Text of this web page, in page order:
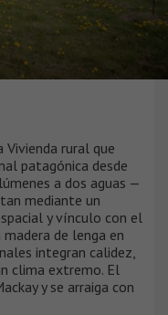
Vivienda rural que
patagónica desde
a dos aguas —
mediante un
y vínculo con el
de lenga en
integran calidez,
clima extremo. El
y se arraiga con